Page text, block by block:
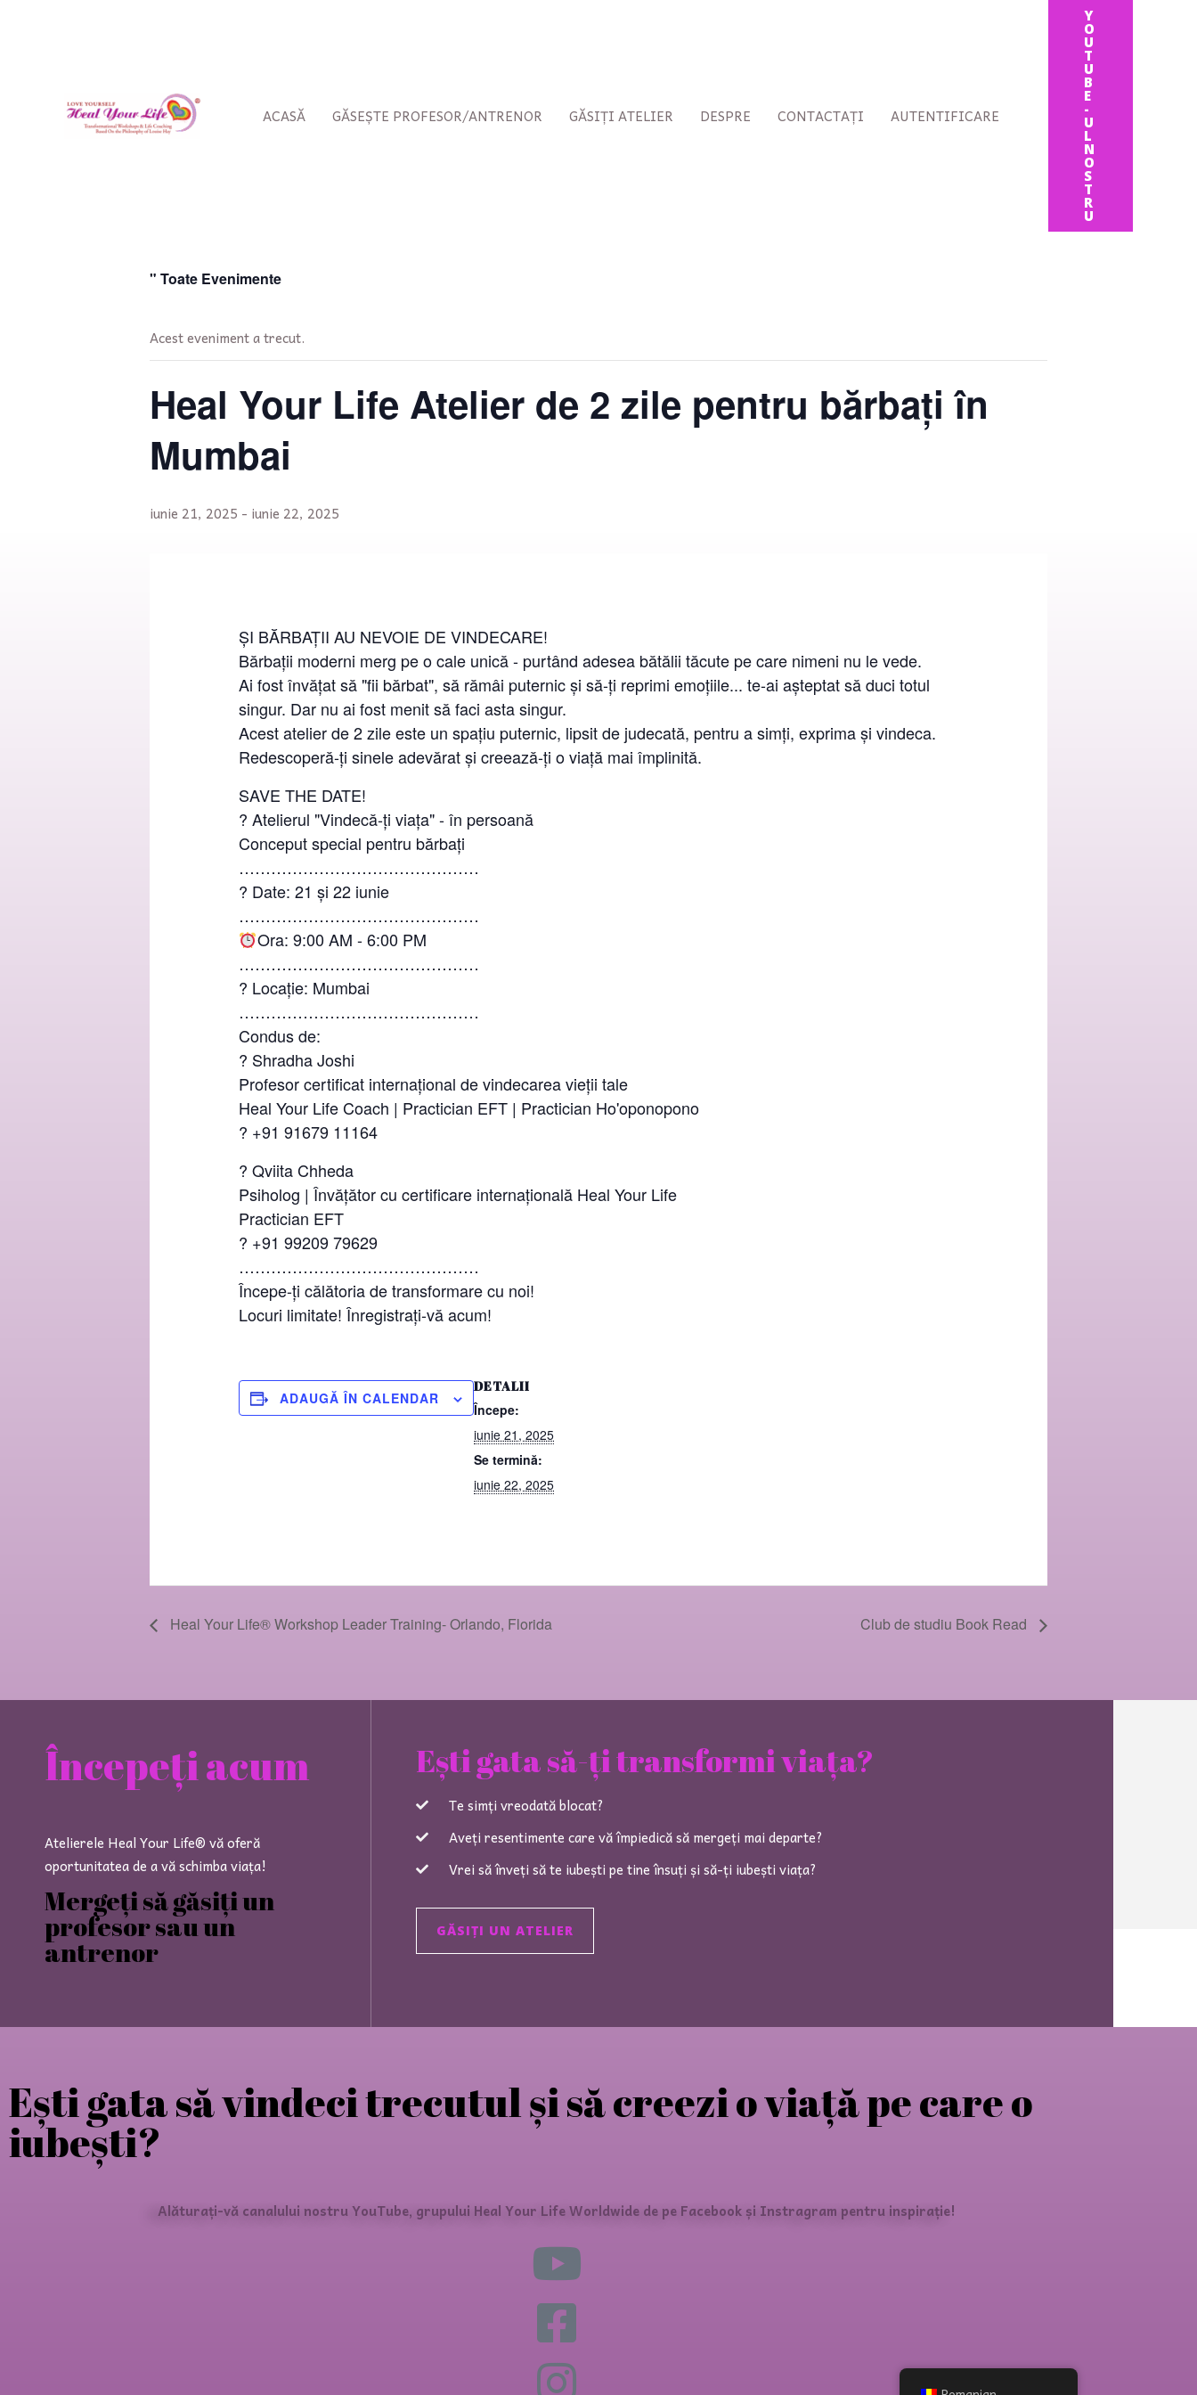
ACASĂ GĂSEȘTE PROFESOR/ANTRENOR GĂSIȚI ATELIER DESPRE CONTACTAȚI AUTENTIFICARE
Y
O
U
T
U
B
E
-
U
L
N
O
S
T
R
U
" Toate Evenimente
Acest eveniment a trecut.
Heal Your Life Atelier de 2 zile pentru bărbați în
Mumbai
iunie 21, 2025 - iunie 22, 2025
ȘI BĂRBAȚII AU NEVOIE DE VINDECARE!
Bărbații moderni merg pe o cale unică - purtând adesea bătălii tăcute pe care nimeni nu le vede.
Ai fost învățat să "fii bărbat", să rămâi puternic și să-ți reprimi emoțiile... te-ai așteptat să duci totul
singur. Dar nu ai fost menit să faci asta singur.
Acest atelier de 2 zile este un spațiu puternic, lipsit de judecată, pentru a simți, exprima și vindeca.
Redescoperă-ți sinele adevărat și creează-ți o viață mai împlinită.
SAVE THE DATE!
? Atelierul "Vindecă-ți viața" - în persoană
Conceput special pentru bărbați
………………………………………
? Date: 21 și 22 iunie
………………………………………
Ora: 9:00 AM - 6:00 PM
………………………………………
? Locație: Mumbai
………………………………………
Condus de:
? Shradha Joshi
Profesor certificat internațional de vindecarea vieții tale
Heal Your Life Coach | Practician EFT | Practician Ho'oponopono
? +91 91679 11164
? Qviita Chheda
Psiholog | Învățător cu certificare internațională Heal Your Life
Practician EFT
? +91 99209 79629
………………………………………
Începe-ți călătoria de transformare cu noi!
Locuri limitate! Înregistrați-vă acum!
ADAUGĂ ÎN CALENDAR
DETALII
Începe:
iunie 21, 2025
Se termină:
iunie 22, 2025
Heal Your Life® Workshop Leader Training- Orlando, Florida Club de studiu Book Read
Începeți acum
Atelierele Heal Your Life® vă oferă
oportunitatea de a vă schimba viața!
Mergeți să găsiți un
profesor sau un
antrenor
Ești gata să-ți transformi viața?
Te simți vreodată blocat?
Aveți resentimente care vă împiedică să mergeți mai departe?
Vrei să înveți să te iubești pe tine însuți și să-ți iubești viața?
GĂSIȚI UN ATELIER
Ești gata să vindeci trecutul și să creezi o viață pe care o
iubești?
Alăturați-vă canalului nostru YouTube, grupului Heal Your Life Worldwide de pe Facebook și Instragram pentru inspirație!